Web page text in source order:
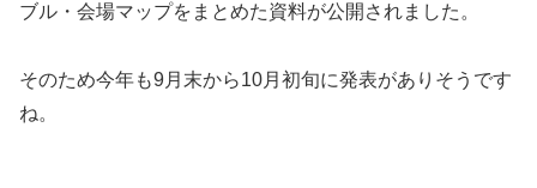
ブル・会場マップをまとめた資料が公開されました。
そのため今年も9月末から10月初旬に発表がありそうです
ね。